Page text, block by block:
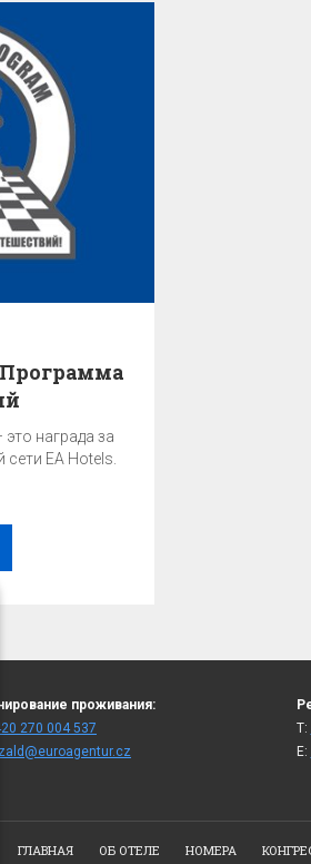
Программа
награда за
EA Hotels.
проживания:
270 004 537
T:
E:
ГЛАВНАЯ ОБ ОТЕЛЕ НОМЕРА